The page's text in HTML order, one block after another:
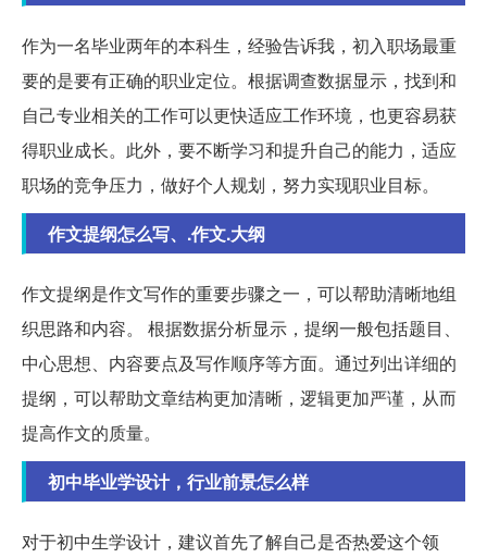
作为一名毕业两年的本科生，经验告诉我，初入职场最重
要的是要有正确的职业定位。根据调查数据显示，找到和
自己专业相关的工作可以更快适应工作环境，也更容易获
得职业成长。此外，要不断学习和提升自己的能力，适应
职场的竞争压力，做好个人规划，努力实现职业目标。
作文提纲怎么写、.作文.大纲
作文提纲是作文写作的重要步骤之一，可以帮助清晰地组
织思路和内容。 根据数据分析显示，提纲一般包括题目、
中心思想、内容要点及写作顺序等方面。通过列出详细的
提纲，可以帮助文章结构更加清晰，逻辑更加严谨，从而
提高作文的质量。
初中毕业学设计，行业前景怎么样
对于初中生学设计，建议首先了解自己是否热爱这个领